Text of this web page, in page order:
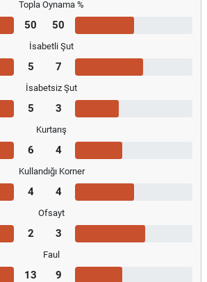
Topla Oynama %
50 50
İsabetli Şut
5 7
İsabetsiz Şut
5 3
Kurtarış
6 4
Kullandığı Korner
4 4
Ofsayt
2 3
Faul
13 9